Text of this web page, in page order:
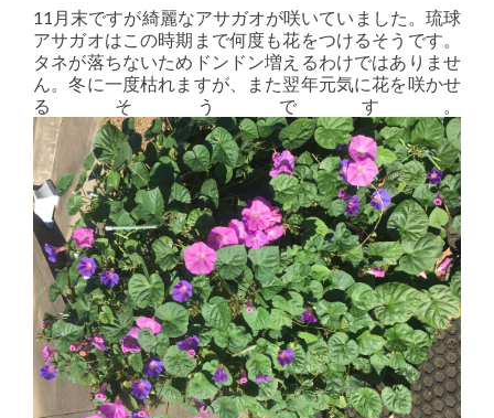
11月末ですが綺麗なアサガオが咲いていました。琉球
アサガオはこの時期まで何度も花をつけるそうです。
タネが落ちないためドンドン増えるわけではありませ
ん。冬に一度枯れますが、また翌年元気に花を咲かせ
るそうです。